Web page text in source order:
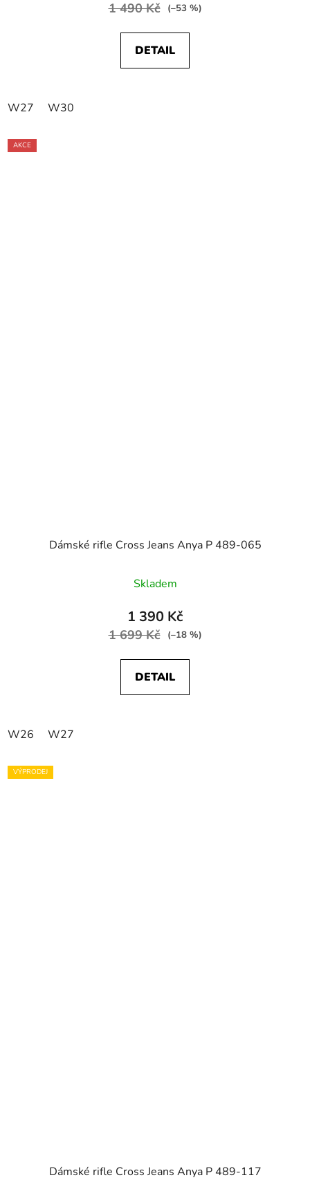
1 490 Kč (–53 %)
DETAIL
W27 W30
AKCE
Dámské rifle Cross Jeans Anya P 489-065
Skladem
1 390 Kč
1 699 Kč (–18 %)
DETAIL
W26 W27
VÝPRODEJ
Dámské rifle Cross Jeans Anya P 489-117